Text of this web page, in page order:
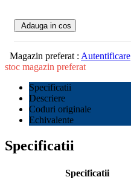
Adauga in cos
Magazin preferat : Autentificare
stoc magazin preferat
Specificatii
Descriere
Coduri originale
Echivalente
Specificatii
Specificatii